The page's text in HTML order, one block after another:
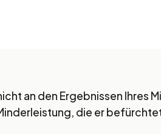
an den Ergebnissen Ihres
die er